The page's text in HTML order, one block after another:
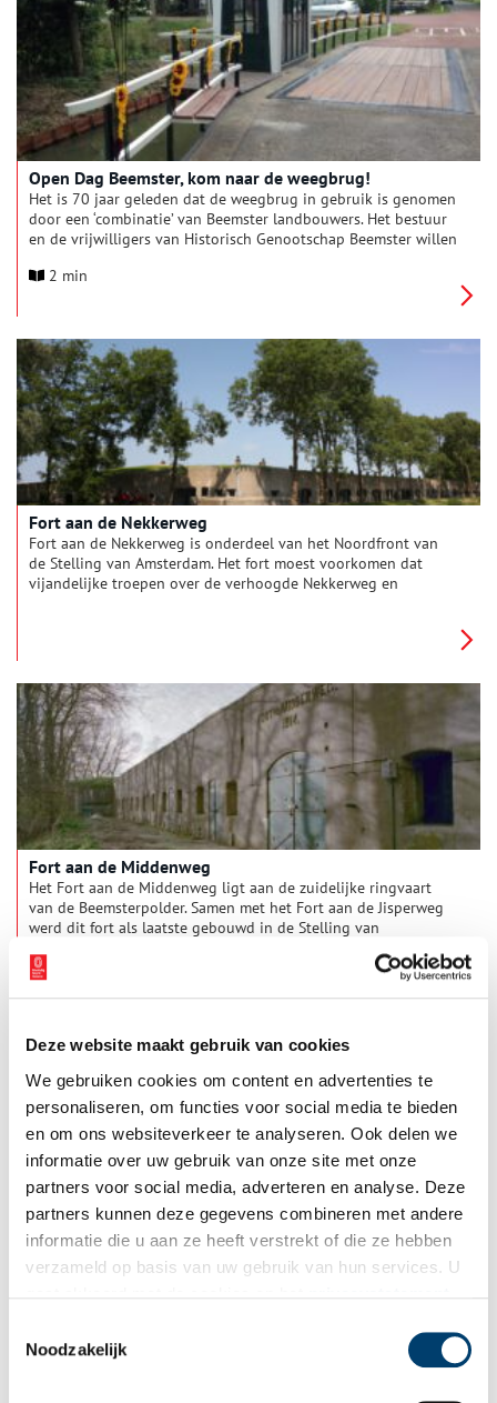
Deze website maakt gebruik van cookies
We gebruiken cookies om content en advertenties te
personaliseren, om functies voor social media te bieden
en om ons websiteverkeer te analyseren. Ook delen we
informatie over uw gebruik van onze site met onze
partners voor social media, adverteren en analyse. Deze
partners kunnen deze gegevens combineren met andere
informatie die u aan ze heeft verstrekt of die ze hebben
verzameld op basis van uw gebruik van hun services. U
Noodzakelijk
Open Dag Beemster, kom naar de weegbrug!
Het is 70 jaar geleden dat de weegbrug in gebruik is genomen
door een ‘combinatie’ van Beemster landbouwers. Het bestuur
en de vrijwilligers van Historisch Genootschap Beemster willen
Dag” op 9 mei kunt u de weegbrug bezoeken. Deze bevindt
2 min
Fort aan de Nekkerweg
Fort aan de Nekkerweg is onderdeel van het Noordfront van
de Stelling van Amsterdam. Het fort moest voorkomen dat
vijandelijke troepen over de verhoogde Nekkerweg en
Fort aan de Middenweg
Het Fort aan de Middenweg ligt aan de zuidelijke ringvaart
van de Beemsterpolder. Samen met het Fort aan de Jisperweg
werd dit fort als laatste gebouwd in de Stelling van
Beeldpresentatie: Buurtschapjes in de Beemster
Cor en Lida Roet hebben namens het Historisch Genootschap
Beemster een boeiende beeldpresentatie gemaakt met
historische beelden van de oude buurtschapjes uit de